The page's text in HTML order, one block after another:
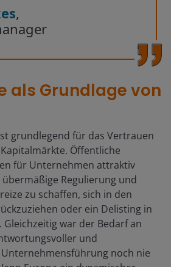
,
als Grundlage von
grundlegend für das Vertrauen
Öffentliche
für Unternehmen attraktiv
Regulierung und
zu schaffen, sich in den
oder ein Delisting in
Gleichzeitig war der Bedarf an
und
noch nie